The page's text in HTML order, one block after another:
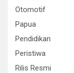
Otomotif
Papua
Pendidikan
Peristiwa
Rilis Resmi